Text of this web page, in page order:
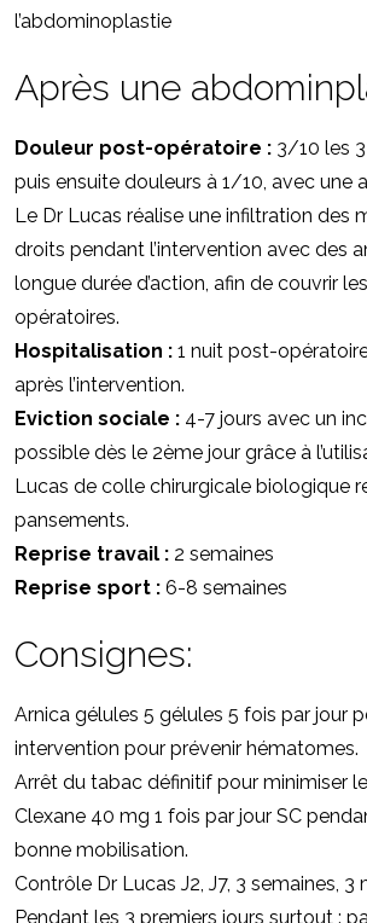
l’abdominoplastie
Après une
Douleur post-opératoire : 3/10 les
puis ensuite douleurs à 1/10, avec une
Le Dr Lucas réalise une infiltration des
droits pendant l’intervention avec des
longue durée d’action, afin de couvrir
opératoires.
Hospitalisation : 1 nuit post-
après l’intervention.
Eviction sociale : 4-7 jours avec un
possible dès le 2ème jour grâce à
Lucas de colle chirurgicale biologique
pansements.
Reprise travail : 2 semaines
Reprise sport : 6-8 semaines
Consignes:
Arnica gélules 5 gélules 5 fois par jour
intervention pour prévenir hématomes.
Arrêt du tabac définitif pour minimiser
Clexane 40 mg 1 fois par jour SC
bonne mobilisation.
Contrôle Dr Lucas J2, J7, 3 semaines, 3
Pendant les 3 premiers jours surtout :